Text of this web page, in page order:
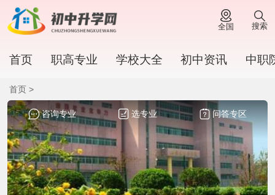
全国 搜索
首页 职高专业 学校大全 初中资讯 中职
首页 >
咨询专业 选专业 问答专区